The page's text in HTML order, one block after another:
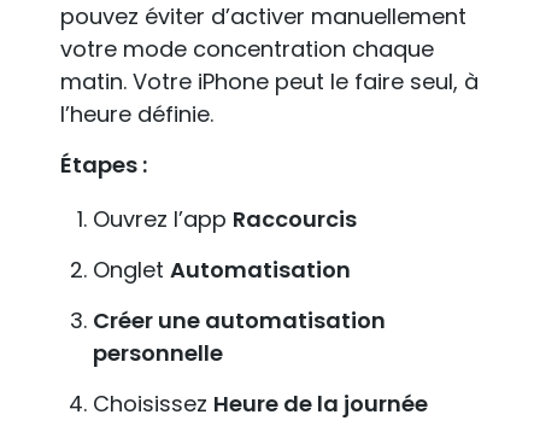
pouvez éviter d’activer manuellement
votre mode concentration chaque
matin. Votre iPhone peut le faire seul, à
l’heure définie.
Étapes :
Ouvrez l’app Raccourcis
Onglet Automatisation
Créer une automatisation
personnelle
Choisissez Heure de la journée